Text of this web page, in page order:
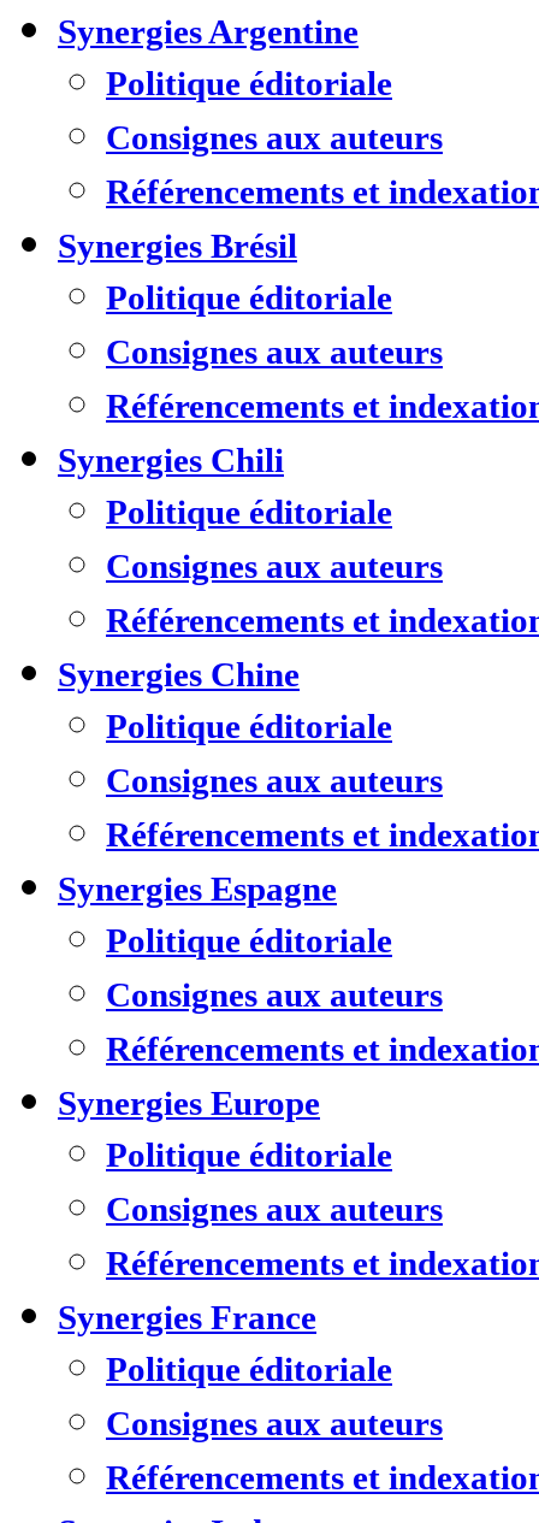
Synergies Argentine
Politique éditoriale
Consignes aux auteurs
Référencements et
Synergies Brésil
Politique éditoriale
Consignes aux auteurs
Référencements et
Synergies Chili
Politique éditoriale
Consignes aux auteurs
Référencements et
Synergies Chine
Politique éditoriale
Consignes aux auteurs
Référencements et
Synergies Espagne
Politique éditoriale
Consignes aux auteurs
Référencements et
Synergies Europe
Politique éditoriale
Consignes aux auteurs
Référencements et
Synergies France
Politique éditoriale
Consignes aux auteurs
Référencements et